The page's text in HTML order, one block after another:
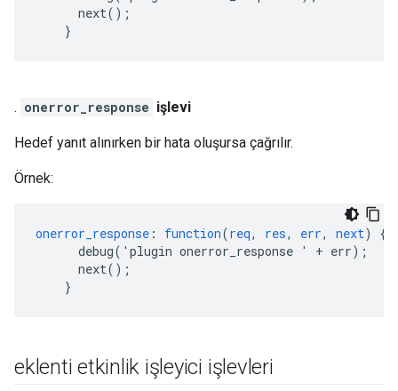
next() ;
}
. onerror_response işlevi
Hedef yanıt alınırken bir hata oluşursa çağrılır.
Örnek:
onerror_response : function(req, res, err, next)
{
debug('plugin onerror_response ' + err) ;
next() ;
}
eklenti etkinlik işleyici işlevleri